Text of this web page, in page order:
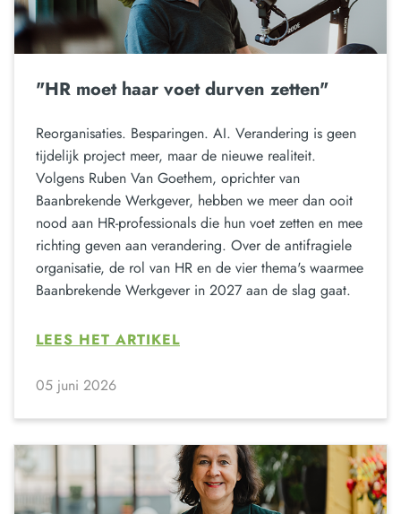
"HR moet haar voet durven zetten"
Reorganisaties. Besparingen. AI. Verandering is geen
tijdelijk project meer, maar de nieuwe realiteit.
Volgens Ruben Van Goethem, oprichter van
Baanbrekende Werkgever, hebben we meer dan ooit
nood aan HR-professionals die hun voet zetten en mee
richting geven aan verandering. Over de antifragiele
organisatie, de rol van HR en de vier thema's waarmee
Baanbrekende Werkgever in 2027 aan de slag gaat.
LEES HET ARTIKEL
05 juni 2026